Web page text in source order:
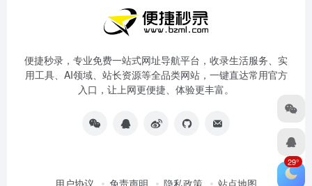
便捷秒录，专业免费一站式网址导航平台，收录生活服务、实
用工具、AI领域、站长资源等全品类网站，一键直达常用官方
入口，让上网更便捷、体验更丰富。
29°